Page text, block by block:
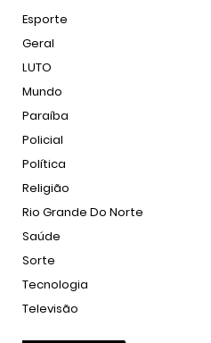
Esporte
Geral
LUTO
Mundo
Paraíba
Policial
Política
Religião
Rio Grande Do Norte
Saúde
Sorte
Tecnologia
Televisão